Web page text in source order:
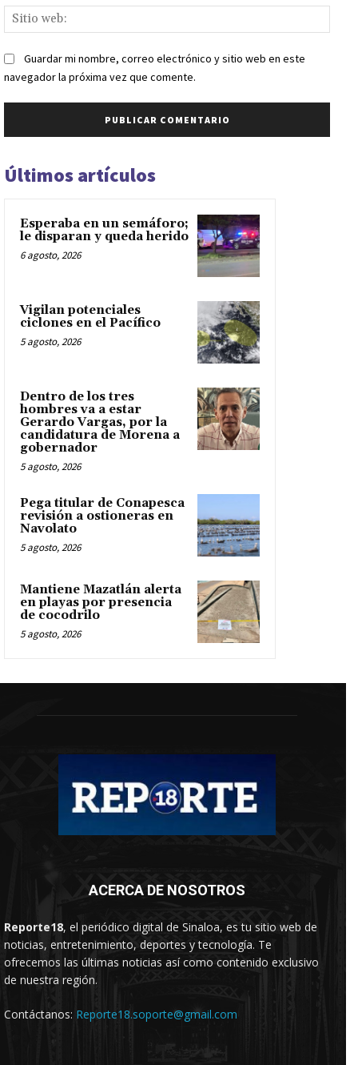
web:
Guardar mi nombre, correo electrónico y sitio web en este
navegador la próxima vez que comente.
Últimos artículos
Esperaba en un semáforo;
le disparan y queda herido
6 agosto, 2026
Vigilan potenciales
ciclones en el Pacífico
5 agosto, 2026
Dentro de los tres
hombres va a estar
Gerardo Vargas, por la
candidatura de Morena a
gobernador
5 agosto, 2026
Pega titular de Conapesca
revisión a ostioneras en
Navolato
5 agosto, 2026
Mantiene Mazatlán alerta
en playas por presencia
de cocodrilo
5 agosto, 2026
ACERCA DE NOSOTROS
Reporte18, el periódico digital de Sinaloa, es tu sitio web de
noticias, entretenimiento, deportes y tecnología. Te
ofrecemos las últimas noticias así como contenido exclusivo
de nuestra región.
Contáctanos: Reporte18.soporte@gmail.com